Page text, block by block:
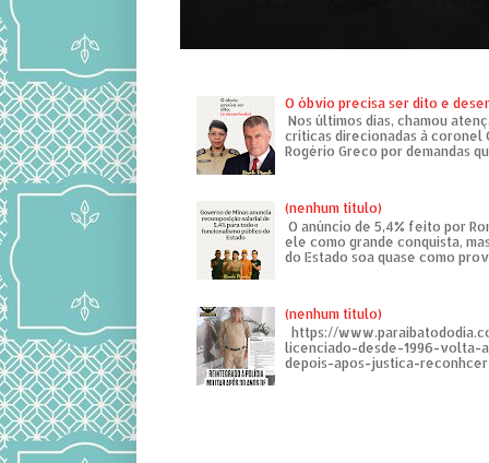
O óbvio precisa ser dito e
Nos últimos dias, chamou
críticas direcionadas à coronel
Rogério Greco por demandas
(nenhum título)
O anúncio de 5,4% feito por
ele como grande conquista,
do Estado soa quase como
(nenhum título)
https://
licenciado-desde-1996-volta-
depois-apos-justica-